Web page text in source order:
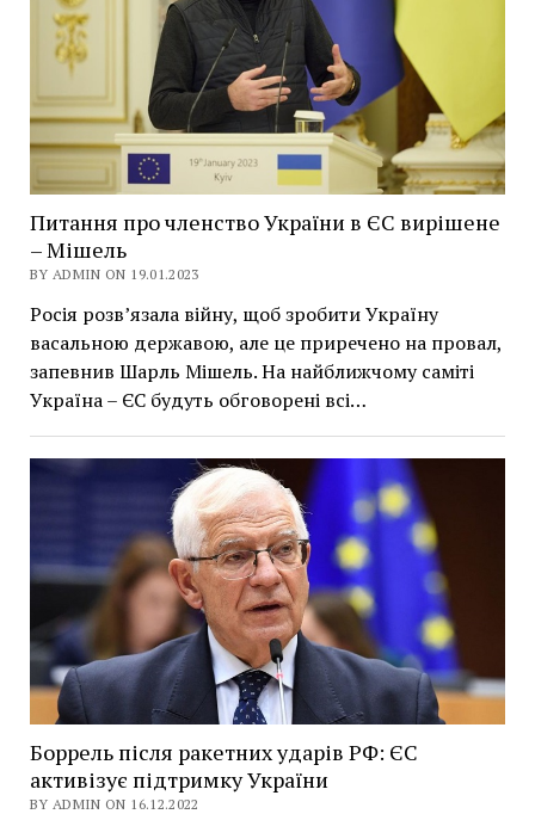
Питання про членство України в ЄС вирішене
– Мішель
BY ADMIN ON 19.01.2023
Росія розв’язала війну, щоб зробити Україну
васальною державою, але це приречено на провал,
запевнив Шарль Мішель. На найближчому саміті
Україна – ЄС будуть обговорені всі…
Боррель після ракетних ударів РФ: ЄС
активізує підтримку України
BY ADMIN ON 16.12.2022